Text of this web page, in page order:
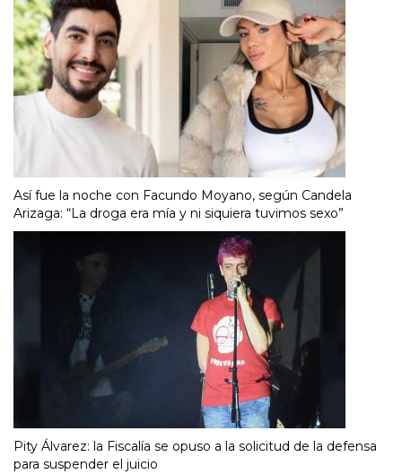
Así fue la noche con Facundo Moyano, según Candela
Arizaga: “La droga era mía y ni siquiera tuvimos sexo”
Pity Álvarez: la Fiscalía se opuso a la solicitud de la defensa
para suspender el juicio